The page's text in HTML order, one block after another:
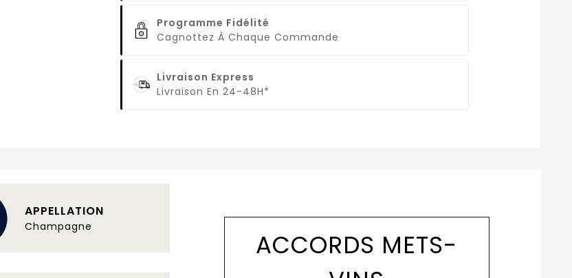
Programme Fidélité
Cagnottez À Chaque Commande
Livraison Express
Livraison En 24-48H*
APPELLATION
Champagne
ACCORDS METS-